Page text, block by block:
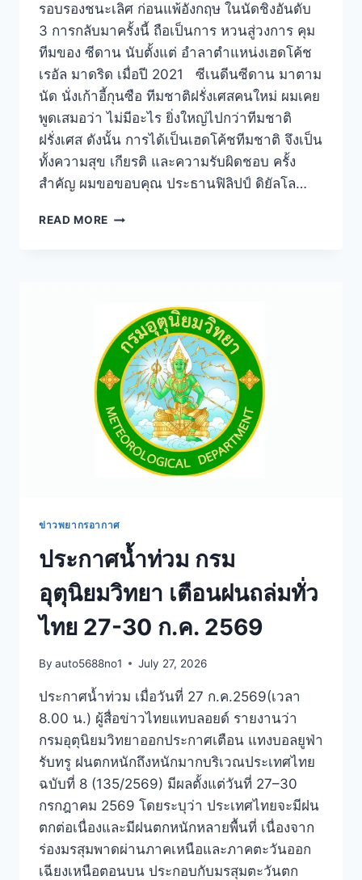
รอบรองชนะเลิศ ก่อนแพ้อังกฤษ ในนัดชิงอันดับ
3 การกลับมาครั้งนี้ ถือเป็นการ หวนสู่วงการ คุม
ทีมของ ซีดาน นับตั้งแต่ อำลาตำแหน่งเฮดโค้ช
เรอัล มาดริด เมื่อปี 2021 ซีเนดีนซีดาน มาตาม
นัด นั่งเก้าอี้กุนซือ ทีมชาติฝรั่งเศสคนใหม่ ผมเคย
พูดเสมอว่า ไม่มีอะไร ยิ่งใหญ่ไปกว่าทีมชาติ
ฝรั่งเศส ดังนั้น การได้เป็นเฮดโค้ชทีมชาติ จึงเป็น
ทั้งความสุข เกียรติ และความรับผิดชอบ ครั้ง
สำคัญ ผมขอขอบคุณ ประธานฟิลิปป์ ดิยัลโล…
READ MORE
ข่าวพยากรอากาศ
ประกาศน้ำท่วม กรม
อุตุนิยมวิทยา เตือนฝนถล่มทั่ว
ไทย 27-30 ก.ค. 2569
By auto5688no1 July 27, 2026
ประกาศน้ำท่วม เมื่อวันที่ 27 ก.ค.2569(เวลา
8.00 น.) ผู้สื่อข่าวไทยแทบลอยด์ รายงานว่า
กรมอุตุนิยมวิทยาออกประกาศเตือน แทงบอลยูฟ่า
รับทรู ฝนตกหนักถึงหนักมากบริเวณประเทศไทย
ฉบับที่ 8 (135/2569) มีผลตั้งแต่วันที่ 27–30
กรกฎาคม 2569 โดยระบุว่า ประเทศไทยจะมีฝน
ตกต่อเนื่องและมีฝนตกหนักหลายพื้นที่ เนื่องจาก
ร่องมรสุมพาดผ่านภาคเหนือและภาคตะวันออก
เฉียงเหนือตอนบน ประกอบกับมรสุมตะวันตก